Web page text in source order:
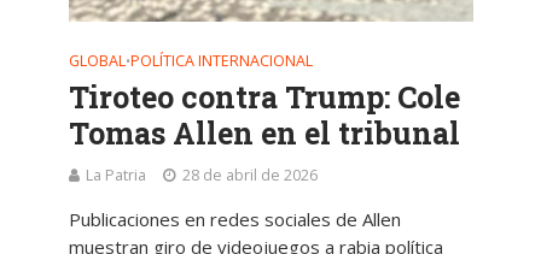
GLOBAL•POLÍTICA INTERNACIONAL
Tiroteo contra Trump: Cole
Tomas Allen en el tribunal
La Patria 28 de abril de 2026
Publicaciones en redes sociales de Allen
muestran giro de videojuegos a rabia política